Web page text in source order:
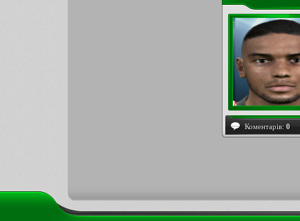
Коментарів: 0